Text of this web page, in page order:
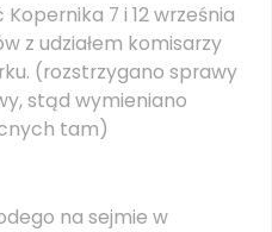
7 i 12 września
z udziałem komisarzy
(rozstrzygano sprawy
stąd wymieniano
tam)
na sejmie w